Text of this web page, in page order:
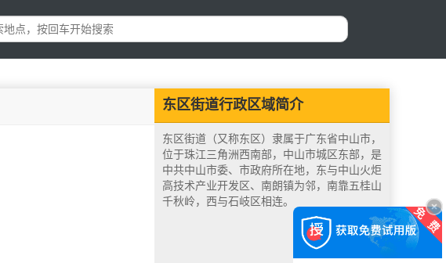
东区街道行政区域简介
东区街道（又称东区）隶属于广东省中山市，
位于珠江三角洲西南部，中山市城区东部，是
中共中山市委、市政府所在地，东与中山火炬
高技术产业开发区、南朗镇为邻，南靠五桂山
千秋岭，西与石岐区相连。